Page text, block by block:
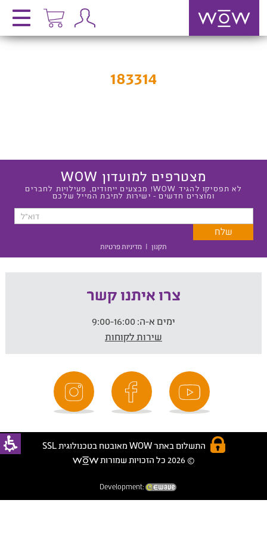
183314
מצטרפים למועדון WOW
לא תפסיקו להגיד WOW! מבצעים ייחודים, פעילויות לחברים
ומוצרים חדשים - ישירות לתיבת המייל שלכם
תקנון | מדיניות פרטיות
צרו איתנו קשר
ימים א-ה:
שירות לקוחות
התשלום באתר WOW מאובטח בטכנולוגית SSL
© 2026 כל הזכויות שמורות
Development: